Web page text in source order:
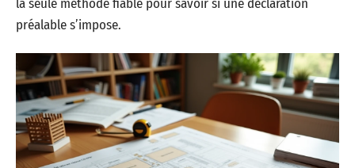
préalable s’impose.